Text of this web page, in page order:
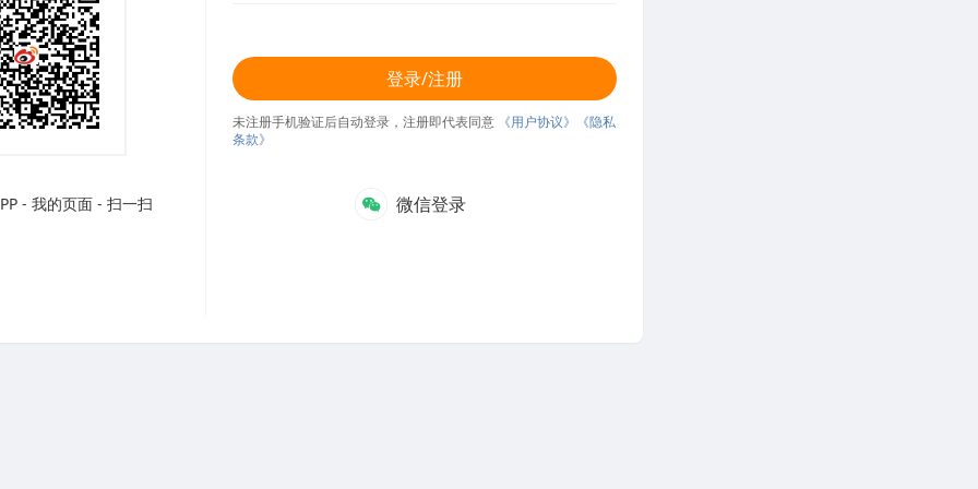
- 我的页面 - 扫一扫
登录/注册
未注册手机验证后自动登录，注册即代表同意 《用户协议》
《隐私
条款》
微信登录